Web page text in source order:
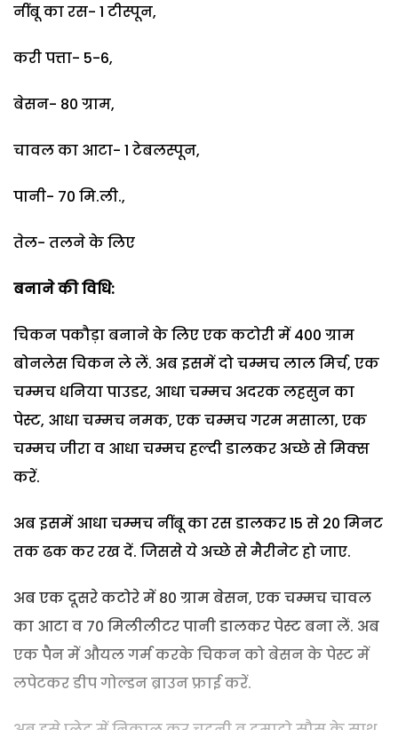
नींबू का रस- 1 टीस्पून,
करी पत्ता- 5-6,
बेसन- 80 ग्राम,
चावल का आटा- 1 टेबलस्पून,
पानी- 70 मि.ली.,
तेल- तलने के लिए
बनाने की विधि:
चिकन पकौड़ा बनाने के लिए एक कटोरी में 400 ग्राम
बोनलेस चिकन ले लें. अब इसमें दो चम्मच लाल मिर्च, एक
चम्मच धनिया पाउडर, आधा चम्मच अदरक लहसुन का
पेस्ट, आधा चम्मच नमक, एक चम्मच गरम मसाला, एक
चम्मच जीरा व आधा चम्मच हल्दी डालकर अच्छे से मिक्स
करें.
अब इसमें आधा चम्मच नींबू का रस डालकर 15 से 20 मिनट
तक ढक कर रख दें. जिससे ये अच्छे से मैरीनेट हो जाए.
अब एक दूसरे कटोरे में 80 ग्राम बेसन, एक चम्मच चावल
का आटा व 70 मिलीलीटर पानी डालकर पेस्ट बना लें. अब
एक पैन में औयल गर्म करके चिकन को बेसन के पेस्ट में
लपेटकर डीप गोल्डन ब्राउन फ्राई करें.